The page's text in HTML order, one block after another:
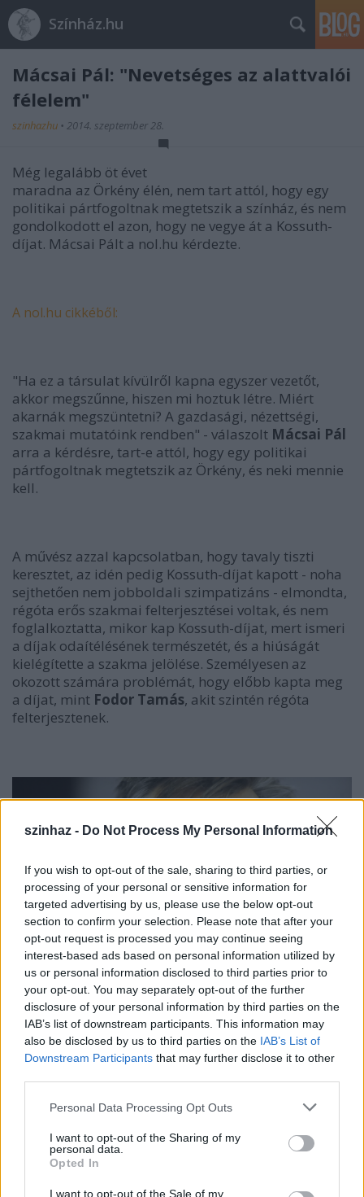
szinhaz - Do Not Process My Personal Information
If you wish to opt-out of the sale, sharing to third parties, or
processing of your personal or sensitive information for
targeted advertising by us, please use the below opt-out
section to confirm your selection. Please note that after your
opt-out request is processed you may continue seeing
interest-based ads based on personal information utilized by
us or personal information disclosed to third parties prior to
your opt-out. You may separately opt-out of the further
disclosure of your personal information by third parties on the
IAB’s list of downstream participants. This information may
also be disclosed by us to third parties on the IAB’s List of
Downstream Participants that may further disclose it to other
Please note that this website/app uses one or more Google
not limited to your visit or usage behaviour. You may click to
grant or deny consent to Google and its third-party tags to
use your data for below specified purposes in below Google
consent section.
Personal Data Processing Opt Outs
I want to opt-out of the Sharing of my
personal data.
Opted In
I want to opt-out of the Sale of my
Színház.hu
Mácsai Pál: "Nevetséges az alattvalói
félelem"
szinhazhu • 2014. szeptember 28.
Még legalább öt évet
maradna az Örkény élén, nem tart attól, hogy egy
politikai pártfogoltnak megtetszik a színház, és nem
gondolkodott el azon, hogy ne vegye át a Kossuth-
díjat. Mácsai Pált a nol.hu kérdezte.
A nol.hu cikkéből:
"Ha ez a társulat kívülről kapna egyszer vezetőt,
akkor megszűnne, hiszen mi hoztuk létre. Miért
akarnák megszüntetni? A gazdasági, nézettségi,
szakmai mutatóink rendben" - válaszolt Mácsai Pál
arra a kérdésre, tart-e attól, hogy egy politikai
pártfogoltnak megtetszik az Örkény, és neki mennie
kell.
A művész azzal kapcsolatban, hogy tavaly tiszti
keresztet, az idén pedig Kossuth-díjat kapott - noha
sejthetően nem jobboldali szimpatizáns - elmondta,
régóta erős szakmai felterjesztései voltak, és nem
foglalkoztatta, mikor kap Kossuth-díjat, mert ismeri
a díjak odaítélésének természetét, és a hiúságát
kielégítette a szakma jelölése. Személyesen az
okozott számára problémát, hogy előbb kapta meg
a díjat, mint Fodor Tamás, akit szintén régóta
felterjesztenek.
Mácsai Pálazt is elárulta, nem gondolkodott el
van. Hogy miért veszem át, egyszerű: azért, mert az
én díjammal, amire éppen a saját kettéhasadt
szakmámnak, a liberálisnak nevezett oldala
terjesztett föl konokul, az Örkény Színház munkáját,
szellemiségét, repertoárját, hangját ismerik el.